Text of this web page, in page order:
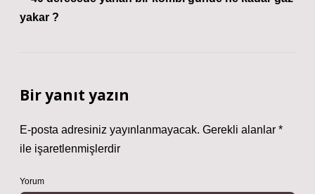
yakar ?
Bir yanıt yazın
E-posta adresiniz yayınlanmayacak. Gerekli alanlar *
ile işaretlenmişlerdir
Yorum